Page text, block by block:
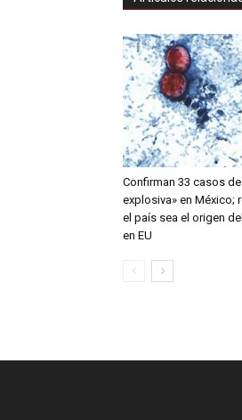
Confirman 33 casos
explosiva» en México;
el país sea el origen
en EU